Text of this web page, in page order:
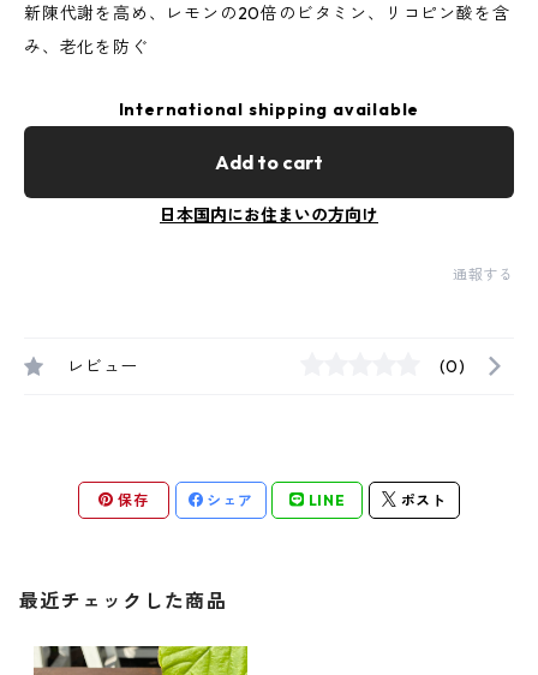
新陳代謝を高め、レモンの20倍のビタミン、リコピン酸を含
み、老化を防ぐ
International shipping available
Add to cart
日本国内にお住まいの方向け
通報する
レビュー (0)
保存 シェア LINE ポスト
最近チェックした商品